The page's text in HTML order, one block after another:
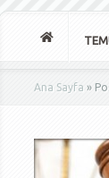
Ana Sayfa »